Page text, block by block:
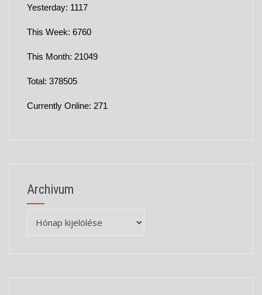
Yesterday: 1117
This Week: 6760
This Month: 21049
Total: 378505
Currently Online: 271
Archivum